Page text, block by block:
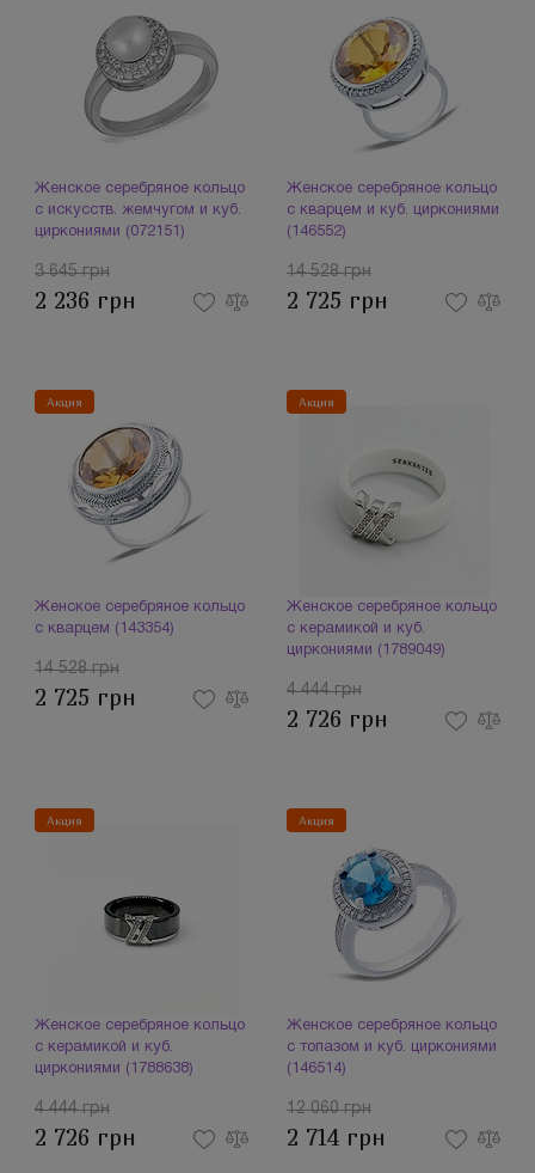
Женское серебряное кольцо
с искусств. жемчугом и куб.
циркониями (072151)
3 645 грн
2 236 грн
Женское серебряное кольцо
с кварцем и куб. циркониями
(146552)
14 528 грн
2 725 грн
Акция
Женское серебряное кольцо
с кварцем (143354)
14 528 грн
2 725 грн
Акция
Женское серебряное кольцо
с керамикой и куб.
циркониями (1789049)
4 444 грн
2 726 грн
Акция
Женское серебряное кольцо
с керамикой и куб.
циркониями (1788638)
4 444 грн
2 726 грн
Акция
Женское серебряное кольцо
с топазом и куб. циркониями
(146514)
12 060 грн
2 714 грн